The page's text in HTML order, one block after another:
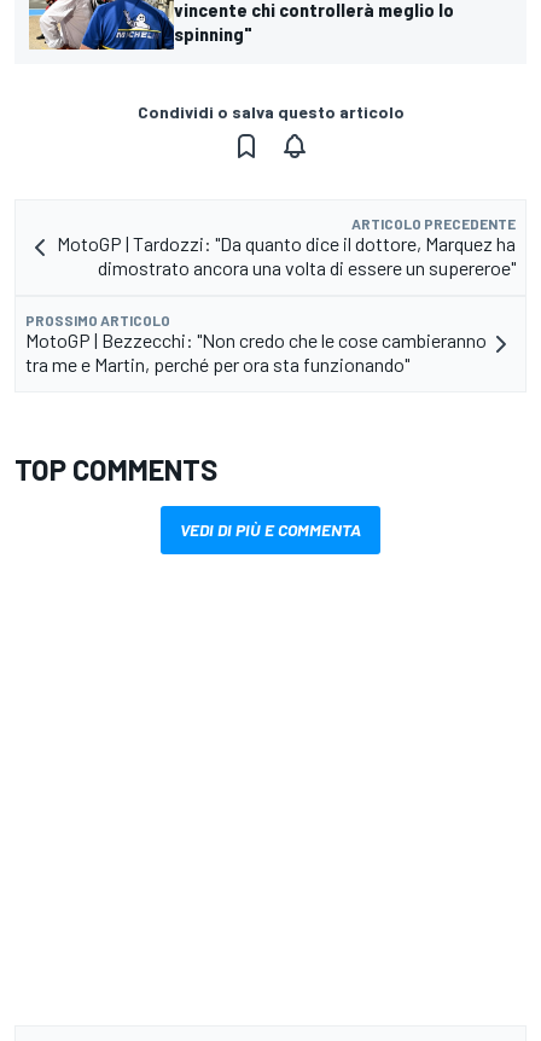
vincente chi controllerà meglio lo
spinning"
Condividi o salva questo articolo
ARTICOLO PRECEDENTE
MotoGP | Tardozzi: "Da quanto dice il dottore, Marquez ha
dimostrato ancora una volta di essere un supereroe"
PROSSIMO ARTICOLO
MotoGP | Bezzecchi: "Non credo che le cose cambieranno
tra me e Martin, perché per ora sta funzionando"
TOP COMMENTS
VEDI DI PIÙ E COMMENTA